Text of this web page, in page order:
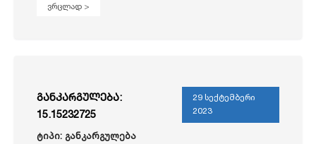
ვრცლად >
განკარგულება:
15.15232725
29 სექტემბერი
2023
ტიპი: განკარგულება